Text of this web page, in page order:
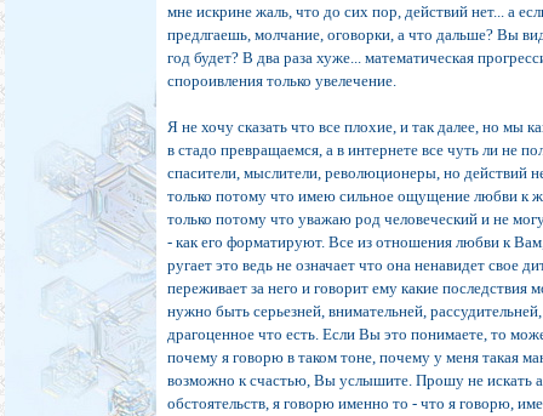
мне искрине жаль, что до сих пор, действий нет... а
предлгаешь, молчание, оговорки, а что дальше? Вы
год будет? В два раза хуже... математическая
спороивления только увелечение.
Я не хочу сказать что все плохие, и так далее, но мы
в стадо превращаемся, а в интернете все чуть ли не
спасители, мыслители, революционеры, но действий
только потому что имею сильное ощущение любви к
только потому что уважаю род человеческий и не
- как его форматируют. Все из отношения любви к
ругает это ведь не означает что она ненавидет свое
переживает за него и говорит ему какие последствия
нужно быть серьезней, внимательней,
драгоценное что есть. Если Вы это понимаете, то
почему я говорю в таком тоне, почему у меня такая
возможно к счастью, Вы услышите. Прошу не искать
обстоятельств, я говорю именно то - что я говорю,